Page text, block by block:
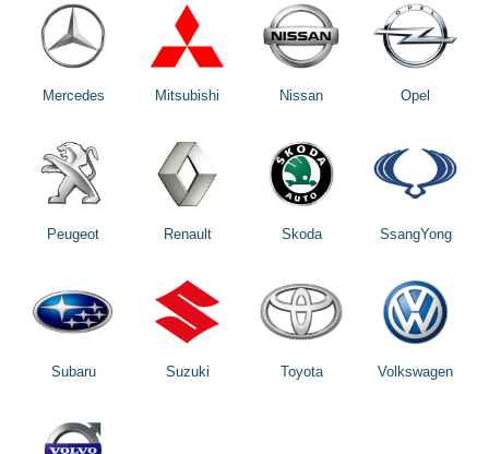
Mercedes Mitsubishi Nissan Opel
Peugeot Renault Skoda SsangYong
Subaru Suzuki Toyota Volkswagen